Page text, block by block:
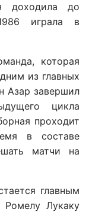
доходила до
играла в
которая
из главных
Азар завершил
цикла
проходит
в составе
матчи на
главным
Ромелу Лукаку